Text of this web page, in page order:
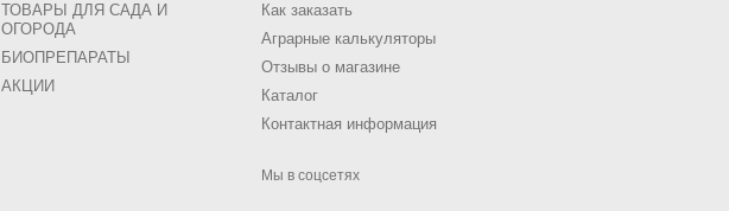
ТОВАРЫ ДЛЯ САДА И
ОГОРОДА
БИОПРЕПАРАТЫ
АКЦИИ
Как заказать
Аграрные калькуляторы
Отзывы о магазине
Каталог
Контактная информация
Мы в соцсетях